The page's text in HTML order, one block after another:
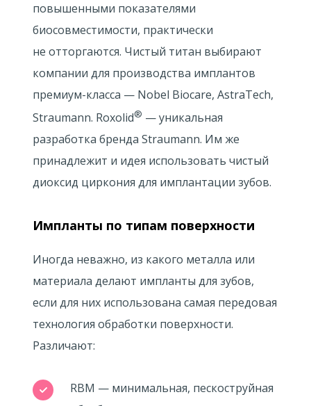
повышенными показателями
биосовместимости, практически
не отторгаются. Чистый титан выбирают
компании для производства имплантов
премиум-класса — Nobel Biocare, AstraTech,
Straumann. Roxolid® — уникальная
разработка бренда Straumann. Им же
принадлежит и идея использовать чистый
диоксид циркония для имплантации зубов.
Импланты по типам поверхности
Иногда неважно, из какого металла или
материала делают импланты для зубов,
если для них использована самая передовая
технология обработки поверхности.
Различают:
RBM — минимальная, пескоструйная